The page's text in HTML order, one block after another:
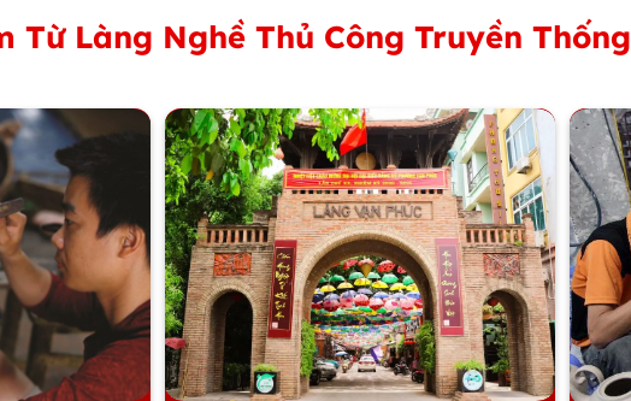
Từ Làng Nghề Thủ Công Truyền Thống